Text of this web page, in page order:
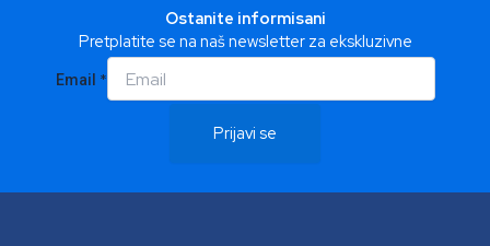
Ostanite informisani
Pretplatite se na naš newsletter za ekskluzivne
Email *
Prijavi se